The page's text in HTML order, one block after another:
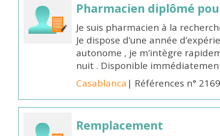
Pharmacien diplômé
Je suis pharmacien à la
Je dispose d’une année
autonome , je m’intègre
nuit . Disponible
Casablanca | Références n°
Remplacement